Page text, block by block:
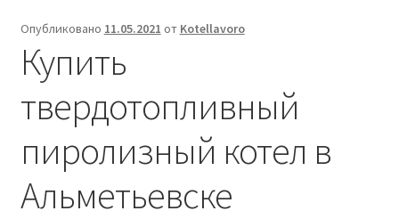
Контакты
Опубликовано 11.05.2021 от Kotellavoro
Купить
твердотопливный
пиролизный котел в
Альметьевске